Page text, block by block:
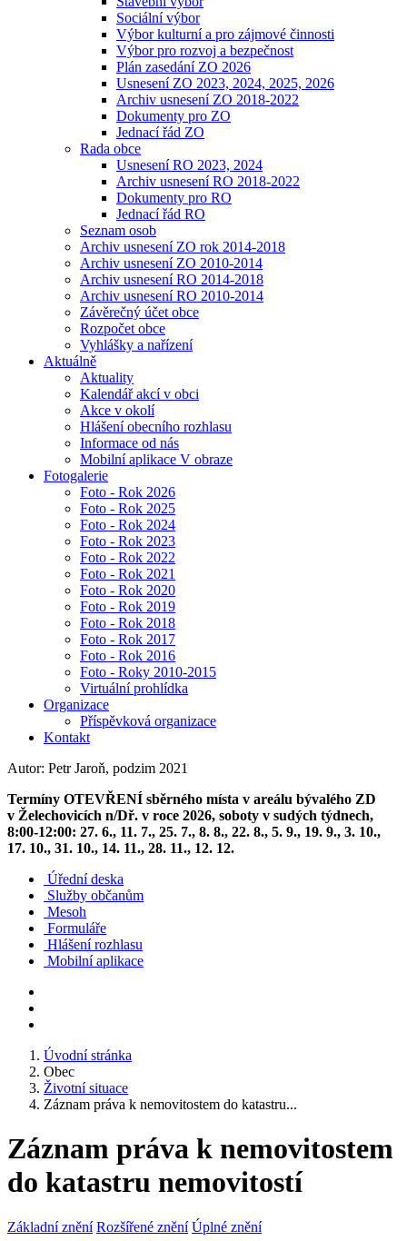
Sociální výbor
Výbor kulturní a pro zájmové činnosti
Výbor pro rozvoj a bezpečnost
Plán zasedání ZO 2026
Usnesení ZO 2023, 2024, 2025, 2026
Archiv usnesení ZO 2018-2022
Dokumenty pro ZO
Jednací řád ZO
Rada obce
Usnesení RO 2023, 2024
Archiv usnesení RO 2018-2022
Dokumenty pro RO
Jednací řád RO
Seznam osob
Archiv usnesení ZO rok 2014-2018
Archiv usnesení ZO 2010-2014
Archiv usnesení RO 2014-2018
Archiv usnesení RO 2010-2014
Závěrečný účet obce
Rozpočet obce
Vyhlášky a nařízení
Aktuálně
Aktuality
Kalendář akcí v obci
Akce v okolí
Hlášení obecního rozhlasu
Informace od nás
Mobilní aplikace V obraze
Fotogalerie
Foto - Rok 2026
Foto - Rok 2025
Foto - Rok 2024
Foto - Rok 2023
Foto - Rok 2022
Foto - Rok 2021
Foto - Rok 2020
Foto - Rok 2019
Foto - Rok 2018
Foto - Rok 2017
Foto - Rok 2016
Foto - Roky 2010-2015
Virtuální prohlídka
Organizace
Příspěvková organizace
Kontakt
Autor: Petr Jaroň, podzim 2021
Termíny OTEVŘENÍ sběrného místa v areálu bývalého ZD
v Želechovicích n/Dř. v roce 2026, soboty v sudých týdnech,
8:00-12:00: 27. 6., 11. 7., 25. 7., 8. 8., 22. 8., 5. 9., 19. 9., 3. 10.,
17. 10., 31. 10., 14. 11., 28. 11., 12. 12.
Úřední deska
Služby občanům
Mesoh
Formuláře
Hlášení rozhlasu
Mobilní aplikace
Úvodní stránka
Obec
Životní situace
Záznam práva k nemovitostem do katastru...
Záznam práva k nemovitostem
do katastru nemovitostí
Základní znění Rozšířené znění Úplné znění